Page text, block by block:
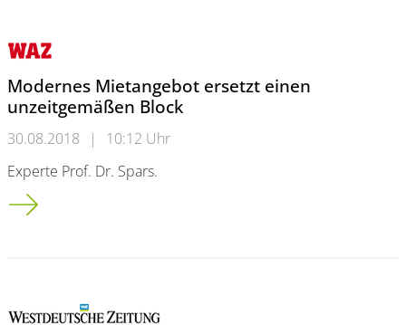
Modernes Mietangebot ersetzt einen
unzeitgemäßen Block
30.08.2018 |
10:12 Uhr
Experte Prof. Dr. Spars.
Modernes Mietangebot ersetzt einen unzeitgemäßen Block